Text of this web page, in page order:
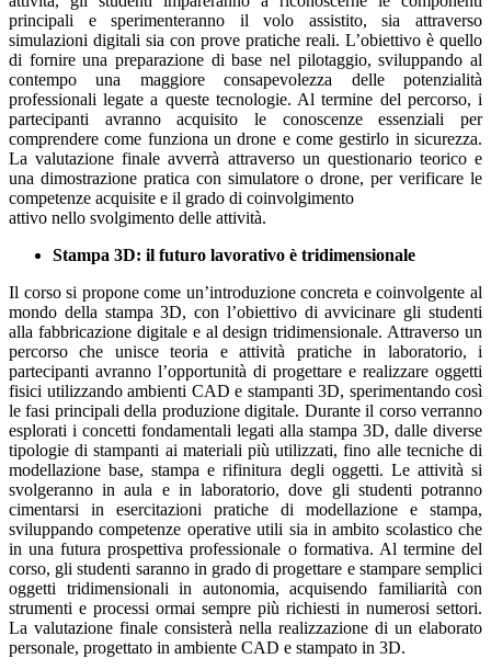
principali e sperimenteranno il volo assistito, sia attraverso
simulazioni digitali sia con prove pratiche reali. L’obiettivo è quello
di fornire una preparazione di base nel pilotaggio, sviluppando al
contempo una maggiore consapevolezza delle potenzialità
professionali legate a queste tecnologie. Al termine del percorso, i
partecipanti avranno acquisito le conoscenze essenziali per
comprendere come funziona un drone e come gestirlo in sicurezza.
La valutazione finale avverrà attraverso un questionario teorico e
una dimostrazione pratica con simulatore o drone, per verificare le
competenze acquisite e il grado di coinvolgimento
attivo nello svolgimento delle attività.
Stampa 3D: il futuro lavorativo è tridimensionale
Il corso si propone come un’introduzione concreta e coinvolgente al
mondo della stampa 3D, con l’obiettivo di avvicinare gli studenti
alla fabbricazione digitale e al design tridimensionale. Attraverso un
percorso che unisce teoria e attività pratiche in laboratorio, i
partecipanti avranno l’opportunità di progettare e realizzare oggetti
fisici utilizzando ambienti CAD e stampanti 3D, sperimentando così
le fasi principali della produzione digitale. Durante il corso verranno
esplorati i concetti fondamentali legati alla stampa 3D, dalle diverse
tipologie di stampanti ai materiali più utilizzati, fino alle tecniche di
modellazione base, stampa e rifinitura degli oggetti. Le attività si
svolgeranno in aula e in laboratorio, dove gli studenti potranno
cimentarsi in esercitazioni pratiche di modellazione e stampa,
sviluppando competenze operative utili sia in ambito scolastico che
in una futura prospettiva professionale o formativa. Al termine del
corso, gli studenti saranno in grado di progettare e stampare semplici
oggetti tridimensionali in autonomia, acquisendo familiarità con
strumenti e processi ormai sempre più richiesti in numerosi settori.
La valutazione finale consisterà nella realizzazione di un elaborato
personale, progettato in ambiente CAD e stampato in 3D.